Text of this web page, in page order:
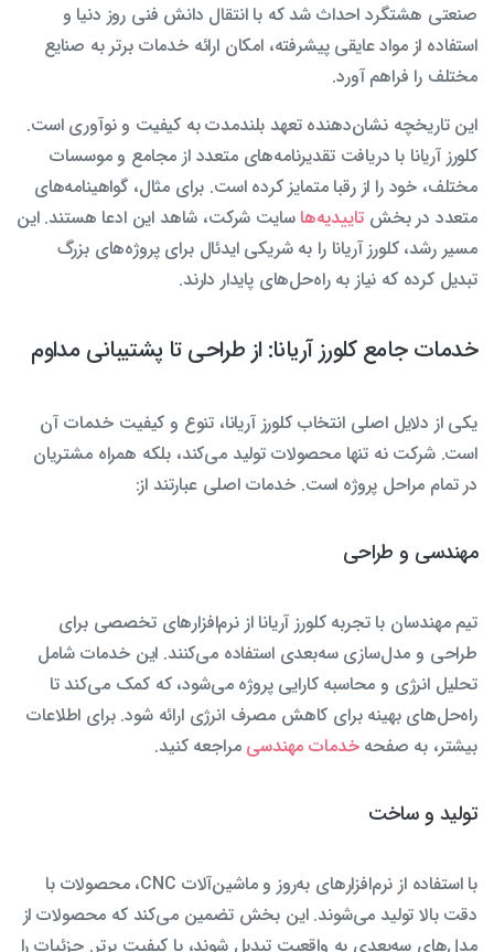
صنعتی هشتگرد احداث شد که با انتقال دانش فنی روز دنیا و
استفاده از مواد عایقی پیشرفته، امکان ارائه خدمات برتر به صنایع
مختلف را فراهم آورد.
این تاریخچه نشان‌دهنده تعهد بلندمدت به کیفیت و نوآوری است.
کلورز آریانا با دریافت تقدیرنامه‌های متعدد از مجامع و موسسات
مختلف، خود را از رقبا متمایز کرده است. برای مثال، گواهینامه‌های
متعدد در بخش تاییدیه‌ها سایت شرکت، شاهد این ادعا هستند. این
مسیر رشد، کلورز آریانا را به شریکی ایدئال برای پروژه‌های بزرگ
تبدیل کرده که نیاز به راه‌حل‌های پایدار دارند.
خدمات جامع کلورز آریانا: از طراحی تا پشتیبانی مداوم
یکی از دلایل اصلی انتخاب کلورز آریانا، تنوع و کیفیت خدمات آن
است. شرکت نه تنها محصولات تولید می‌کند، بلکه همراه مشتریان
در تمام مراحل پروژه است. خدمات اصلی عبارتند از:
مهندسی و طراحی
تیم مهندسان با تجربه کلورز آریانا از نرم‌افزارهای تخصصی برای
طراحی و مدل‌سازی سه‌بعدی استفاده می‌کنند. این خدمات شامل
تحلیل انرژی و محاسبه کارایی پروژه می‌شود، که کمک می‌کند تا
راه‌حل‌های بهینه برای کاهش مصرف انرژی ارائه شود. برای اطلاعات
بیشتر، به صفحهخدمات مهندسی مراجعه کنید.
تولید و ساخت
با استفاده از نرم‌افزارهای به‌روز و ماشین‌آلات CNC، محصولات با
دقت بالا تولید می‌شوند. این بخش تضمین می‌کند که محصولات از
مدل‌های سه‌بعدی به واقعیت تبدیل شوند، با کیفیت برتر. جزئیات را